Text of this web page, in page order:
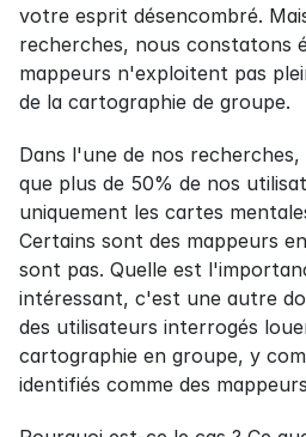
votre esprit désencombré.
recherches, nous constatons
mappeurs n'exploitent pas
de la cartographie de groupe.
Dans l'une de nos
que plus de 50% de nos
uniquement les cartes
Certains sont des mappeurs
sont pas. Quelle est
intéressant, c'est une autre
des utilisateurs interrogés
cartographie en groupe, y
identifiés comme des